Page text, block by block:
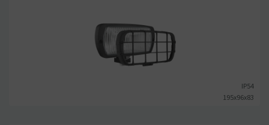
195x96x83
IP54